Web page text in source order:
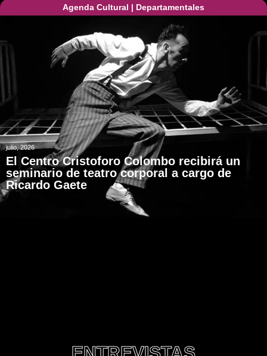
Agenda Cultural | Departamentales
julio, 2026
El Centro Cristoforo Colombo recibirá un
seminario de teatro corporal a cargo de
Ricardo Gaete